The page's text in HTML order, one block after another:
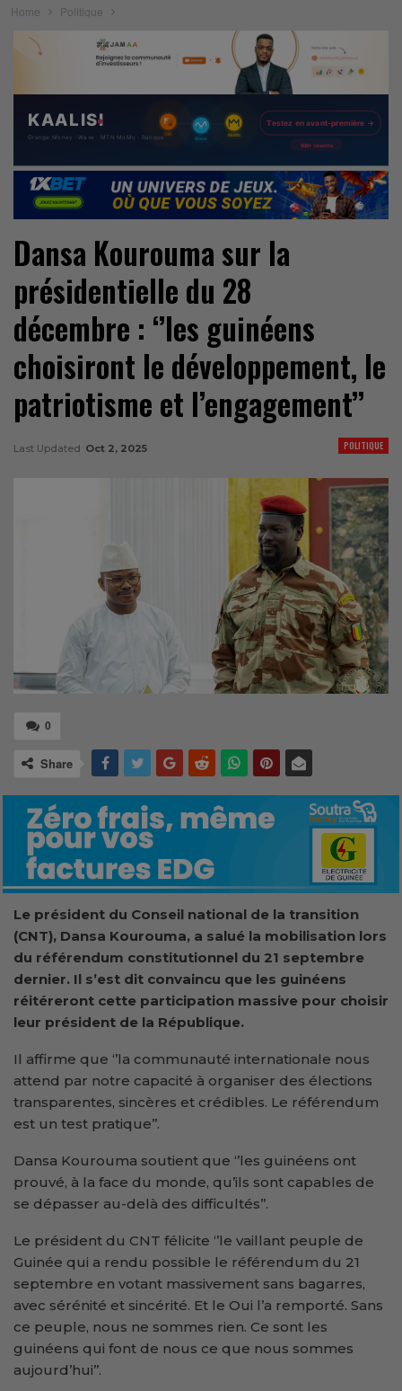
Home Politique
Dansa Kourouma sur la
présidentielle du 28
décembre : ‘’les guinéens
choisiront le développement, le
patriotisme et l’engagement’’
POLITIQUE
Last Updated Oct 2, 2025
0
Share
Le président du Conseil national de la transition
(CNT), Dansa Kourouma, a salué la mobilisation lors
du référendum constitutionnel du 21 septembre
dernier. Il s’est dit convaincu que les guinéens
réitéreront cette participation massive pour choisir
leur président de la République.
Il affirme que ‘’la communauté internationale nous
attend par notre capacité à organiser des élections
transparentes, sincères et crédibles. Le référendum
est un test pratique’’.
Dansa Kourouma soutient que ‘’les guinéens ont
prouvé, à la face du monde, qu’ils sont capables de
se dépasser au-delà des difficultés’’.
Le président du CNT félicite ‘’le vaillant peuple de
Guinée qui a rendu possible le référendum du 21
septembre en votant massivement sans bagarres,
avec sérénité et sincérité. Et le Oui l’a remporté. Sans
ce peuple, nous ne sommes rien. Ce sont les
guinéens qui font de nous ce que nous sommes
aujourd’hui’’.